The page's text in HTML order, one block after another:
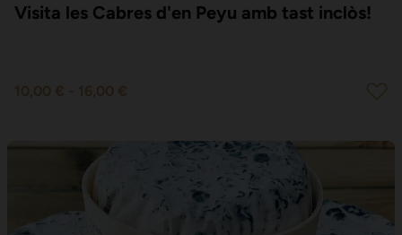
Visita les Cabres d'en Peyu amb tast inclòs!